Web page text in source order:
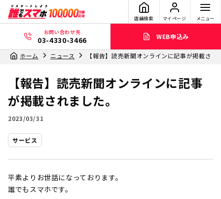
店舗検索 マイページ メニュー
お問い合わせ先
03-4330-3466 WEB申込み
ホーム ニュース 【報告】読売新聞オンラインに記事が掲載され
【報告】読売新聞オンラインに記事
が掲載されました。
2023/03/31
サービス
平素よりお世話になっております。
誰でもスマホです。